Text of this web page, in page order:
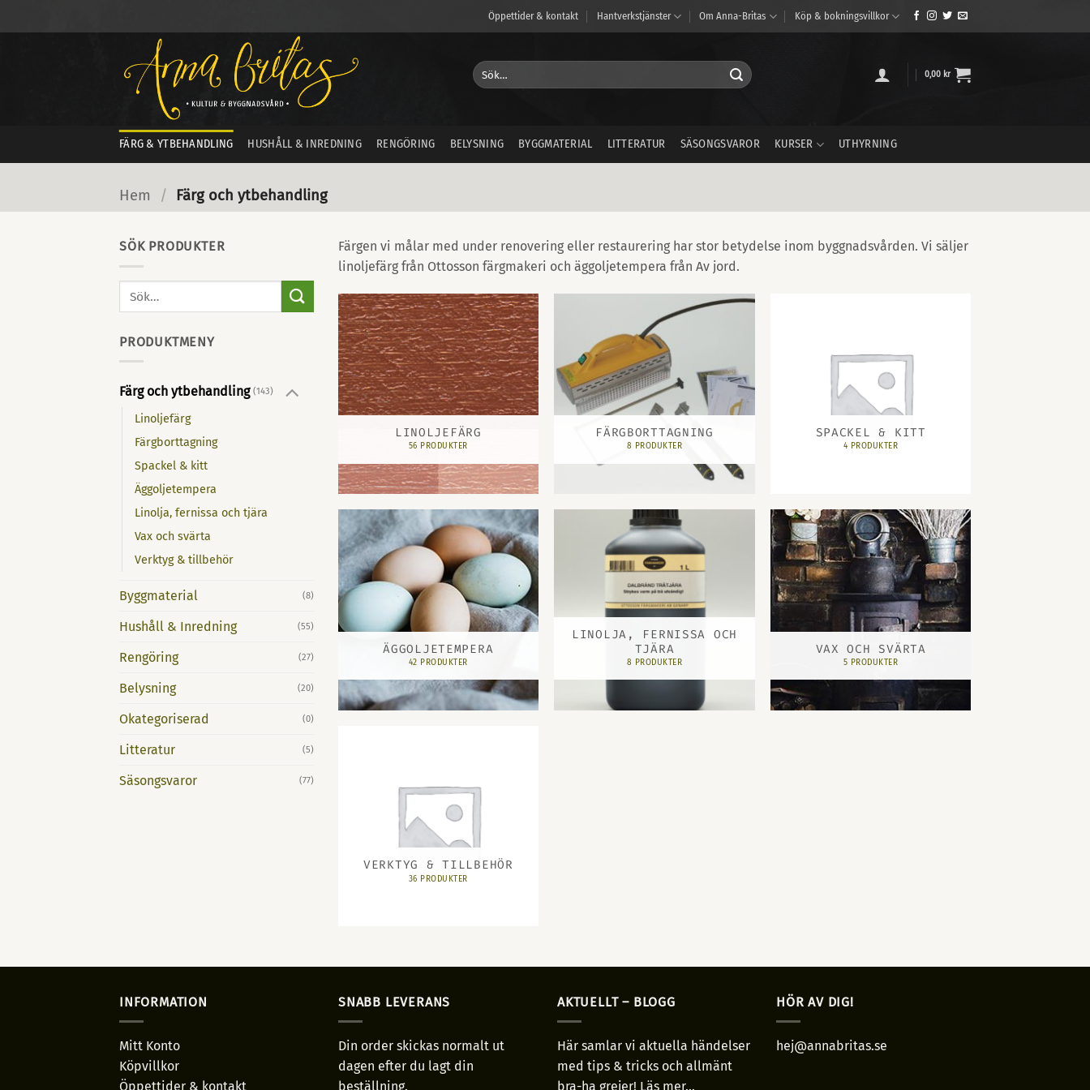
to
Öppettider & kontakt Hantverkstjänster Om Anna-Britas Köp & bokningsvillkor
Sök
efter:
0,00 kr
FÄRG & YTBEHANDLING HUSHÅLL & INREDNING RENGÖRING BELYSNING BYGGMATERIAL LITTERATUR SÄSONGSVAROR KURSER UTHYRNING
Hem / Färg och ytbehandling
SÖK PRODUKTER
PRODUKTMENY
Färg och ytbehandling (143)
Linoljefärg
Färgborttagning
Spackel & kitt
Äggoljetempera
Linolja, fernissa och tjära
Vax och svärta
Verktyg & tillbehör
Byggmaterial (8)
Hushåll & Inredning (55)
Rengöring (27)
Belysning (20)
Okategoriserad (0)
Litteratur (5)
Säsongsvaror (77)
Färgen vi målar med under renovering eller restaurering har stor betydelse inom byggnadsvården. Vi säljer
linoljefärg från Ottosson färgmakeri och äggoljetempera från Av jord.
LINOLJEFÄRG
56 PRODUKTER
FÄRGBORTTAGNING
8 PRODUKTER
SPACKEL & KITT
4 PRODUKTER
ÄGGOLJETEMPERA
42 PRODUKTER
LINOLJA, FERNISSA OCH
TJÄRA
8 PRODUKTER
VAX OCH SVÄRTA
5 PRODUKTER
VERKTYG & TILLBEHÖR
36 PRODUKTER
INFORMATION
Mitt Konto
Köpvillkor
Öppettider & kontakt
SNABB LEVERANS
Din order skickas normalt ut
dagen efter du lagt din
beställning.
AKTUELLT – BLOGG
Här samlar vi aktuella händelser
med tips & tricks och allmänt
bra-ha grejer! Läs mer...
HÖR AV DIG!
hej@annabritas.se